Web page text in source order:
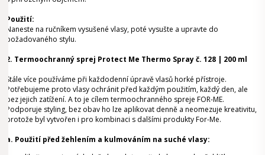
Použití:
Naneste na ručníkem vysušené vlasy, poté vysušte a upravte do
požadovaného stylu.
2. Termoochranný sprej Protect Me Thermo Spray č. 128 | 200 ml
Stále více používáme při každodenní úpravě vlasů horké přístroje.
Potřebujeme proto vlasy ochránit před každým použitím, každý den, ale
bez jejich zatížení. A to je cílem termoochranného spreje FOR-ME.
Podporuje styling, bez obav ho lze aplikovat denně a neomezuje kreativitu,
protože byl vytvořen i pro kombinaci s dalšími produkty For-Me.
a. Použití před žehlením a kulmováním na suché vlasy: